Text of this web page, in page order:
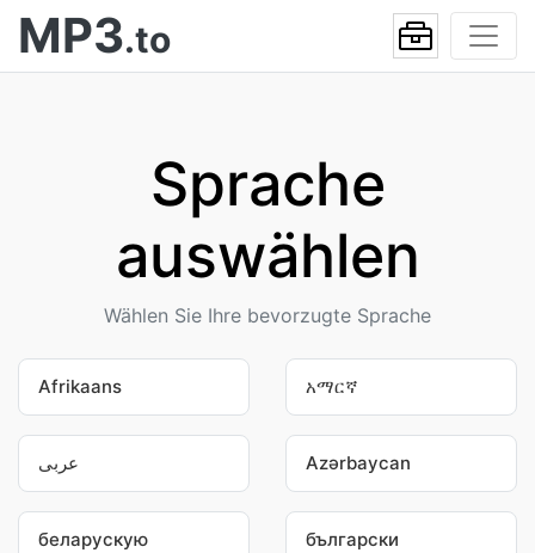
MP3.to
Sprache
auswählen
Wählen Sie Ihre bevorzugte Sprache
Afrikaans አማርኛ
عربى Azərbaycan
беларускую български